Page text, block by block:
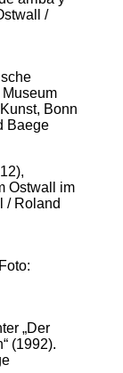
/
Bonn
Baege
Ostwall im
/ Roland
„Der
(1992).